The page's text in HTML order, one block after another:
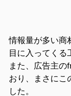
情報量が多い商
目に入ってくる
また、広告主の
おり、まさにこ
した。